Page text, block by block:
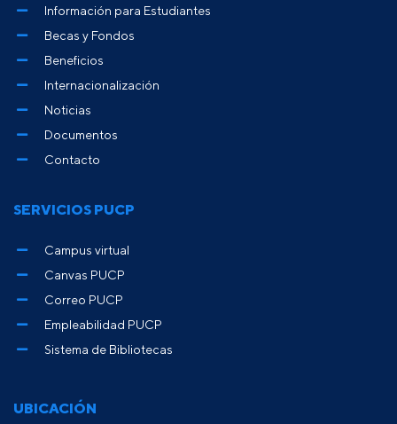
UBICACIÓN
Información para Estudiantes
Becas y Fondos
Beneficios
Internacionalización
Noticias
Documentos
Contacto
SERVICIOS PUCP
Campus virtual
Canvas PUCP
Correo PUCP
Empleabilidad PUCP
Sistema de Bibliotecas